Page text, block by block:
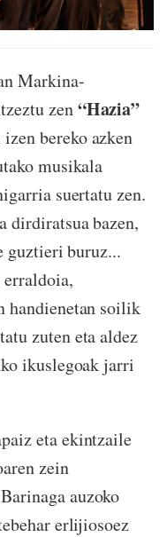
Markina-
zen“Hazia”
bereko azken
musikala
suertatu zen.
dirdiratsua bazen,
guztieri buruz...
handienetan soilik
zuten eta aldez
ikuslegoak jarri
eta ekintzaile
zein
auzoko
erlijiosoez